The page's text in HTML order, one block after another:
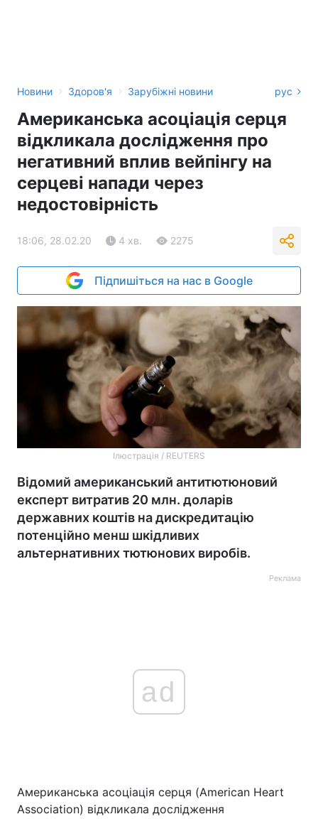
Новини › Здоров'я › Зарубіжні новини рус
Американська асоціація серця
відкликала дослідження про
негативний вплив вейпінгу на
серцеві напади через
недостовірність
18:06, 28.02.20 4 хв. 2275
Підпишіться на нас в Google
Ілюстрація / REUTERS
Відомий американський антитютюновий
експерт витратив 20 млн. доларів
державних коштів на дискредитацію
потенційно менш шкідливих
альтернативних тютюнових виробів.
Реклама
ad
Американська асоціація серця (American Heart
Association) відкликала дослідження